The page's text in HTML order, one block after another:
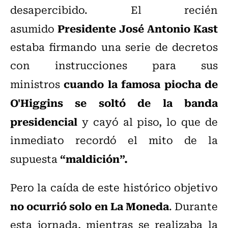
desapercibido. El recién
asumido Presidente José Antonio Kast
estaba firmando una serie de decretos
con instrucciones para sus
ministros cuando la famosa piocha de
O'Higgins se soltó de la banda
presidencial y cayó al piso, lo que de
inmediato recordó el mito de la
supuesta“maldición”.
Pero la caída de este histórico objetivo
no ocurrió solo en La Moneda. Durante
esta jornada, mientras se realizaba la